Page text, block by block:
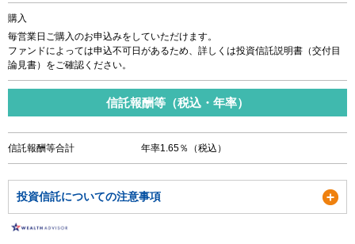
購入
毎営業日ご購入のお申込みをしていただけます。
ファンドによっては申込不可日があるため、詳しくは投資信託説明書（交付目
論見書）をご確認ください。
信託報酬等（税込・年率）
信託報酬等合計 年率1.65％（税込）
投資信託についての注意事項